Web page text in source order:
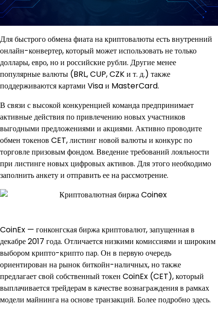
Для быстрого обмена фиата на криптовалюты есть внутренний
онлайн-конвертер, который может использовать не только
доллары, евро, но и российские рубли. Другие менее
популярные валюты (BRL, CUP, CZK и т. д.) также
поддерживаются картами Visa и MasterCard.
В связи с высокой конкуренцией команда предпринимает
активные действия по привлечению новых участников
выгодными предложениями и акциями. Активно проводите
обмен токенов CET, листинг новой валюты и конкурс по
торговле призовым фондом. Введение требований лояльности
при листинге новых цифровых активов. Для этого необходимо
заполнить анкету и отправить ее на рассмотрение.
CoinEx — гонконгская биржа криптовалют, запущенная в
декабре 2017 года. Отличается низкими комиссиями и широким
выбором крипто-крипто пар. Он в первую очередь
ориентирован на рынок биткойн-наличных, но также
предлагает свой собственный токен CoinEx (CET), который
выплачивается трейдерам в качестве вознаграждения в рамках
модели майнинга на основе транзакций. Более подробно здесь.